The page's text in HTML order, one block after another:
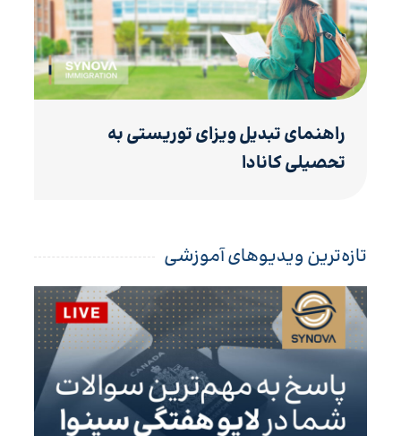
راهنمای تبدیل ویزای توریستی به
تحصیلی کانادا
تازه‌ترین ویدیوهای آموزشی